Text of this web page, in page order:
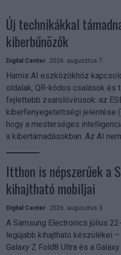
Új technikákkal
kiberbűnözők
Digital Center 2026. augusztus 7.
Hamis AI eszközökhöz
oldalak, QR-kódos csalások és
fejlettebb zsarolóvírusok: az
kiberfenyegetettségi jelentése
hogy a mesterséges
a kibertámadásokban. Az AI
Itthon is népszerűek a
kihajtható mobiljai
Digital Center 2026. augusztus 3.
A Samsung Electronics július
legújabb kihajtható készülékei –
Galaxy Z Fold8 Ultra és a